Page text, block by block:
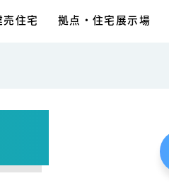
売住宅 拠点・住宅展示場